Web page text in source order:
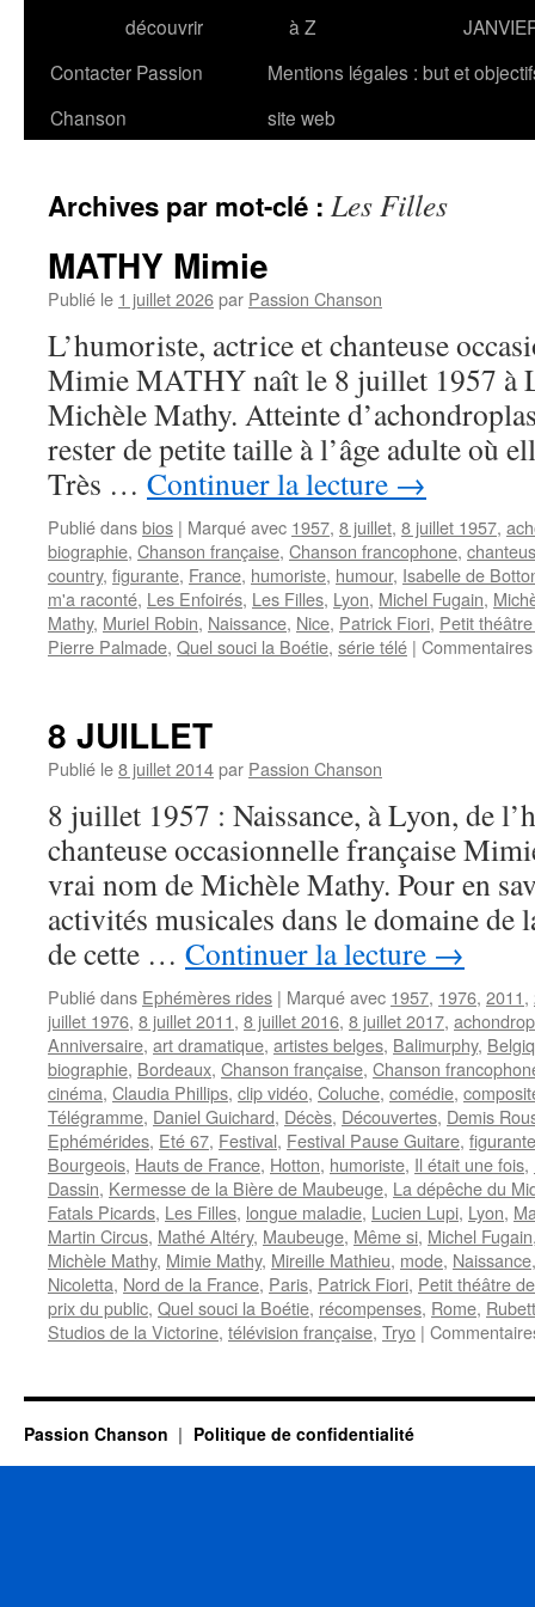
découvrir
à Z
Contacter Passion
Chanson
Mentions légales : but et
site web
Archives par mot-clé : Les Filles
MATHY Mimie
Publié le 1 juillet 2026par Passion Chanson
L’humoriste, actrice et chanteuse
Mimie MATHY naît le 8 juillet 1957 à
Michèle Mathy. Atteinte
rester de petite taille à l’âge adulte où
Très … Continuer la lecture →
Publié dansbios | Marqué avec 1957, 8 juillet, 8 juillet 1957,
biographie, Chanson française, Chanson francophone,
country, figurante, France, humoriste, humour, Isabelle de
m'a raconté, Les Enfoirés, Les Filles, Lyon, Michel Fugain,
Mathy, Muriel Robin, Naissance, Nice, Patrick Fiori, Petit
Pierre Palmade, Quel souci la Boétie, série télé |
8 JUILLET
Publié le8 juillet 2014par Passion Chanson
8 juillet 1957 : Naissance, à Lyon, de
chanteuse occasionnelle française
vrai nom de Michèle Mathy. Pour en
activités musicales dans le domaine de
de cette … Continuer la lecture →
Publié dans Ephémères rides | Marqué avec 1957, 1976, 2011,
juillet 1976, 8 juillet 2011, 8 juillet 2016, 8 juillet 2017,
Anniversaire, art dramatique, artistes belges, Balimurphy,
biographie, Bordeaux, Chanson française, Chanson
cinéma, Claudia Phillips, clip vidéo, Coluche, comédie,
Télégramme, Daniel Guichard, Décès, Découvertes, Demis
Ephémérides, Eté 67, Festival, Festival Pause Guitare, figurante
Bourgeois, Hauts de France, Hotton, humoriste, Il était une fois,
Dassin, Kermesse de la Bière de Maubeuge, La dépêche du
Fatals Picards, Les Filles, longue maladie, Lucien Lupi, Lyon,
Martin Circus, Mathé Altéry, Maubeuge, Même si, Michel Fugain
Michèle Mathy, Mimie Mathy, Mireille Mathieu, mode, Naissance
Nicoletta, Nord de la France, Paris, Patrick Fiori, Petit théâtre
prix du public, Quel souci la Boétie, récompenses, Rome,
Studios de la Victorine, télévision française, Tryo |
Passion Chanson Politique de confidentialité